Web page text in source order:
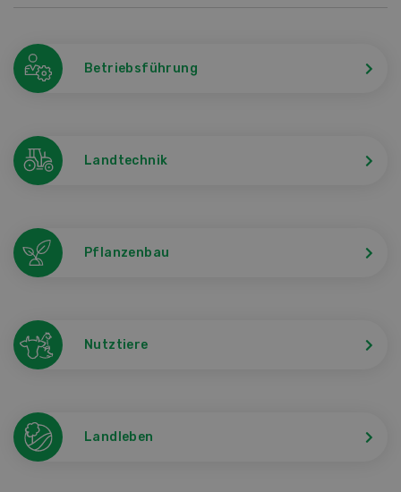
Betriebsführung
Landtechnik
Pflanzenbau
Nutztiere
Landleben